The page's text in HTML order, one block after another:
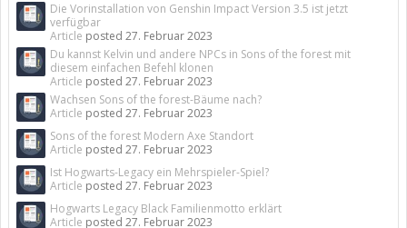
Die Vorinstallation von Genshin Impact Version 3.5 ist jetzt
verfügbar
Article posted 27. Februar 2023
Du kannst Kelvin und andere NPCs in Sons of the forest mit
diesem einfachen Befehl klonen
Article posted 27. Februar 2023
Wachsen Sons of the forest-Bäume nach?
Article posted 27. Februar 2023
Sons of the forest Modern Axe Standort
Article posted 27. Februar 2023
Ist Hogwarts-Legacy ein Mehrspieler-Spiel?
Article posted 27. Februar 2023
Hogwarts Legacy Black Familienmotto erklärt
Article posted 27. Februar 2023